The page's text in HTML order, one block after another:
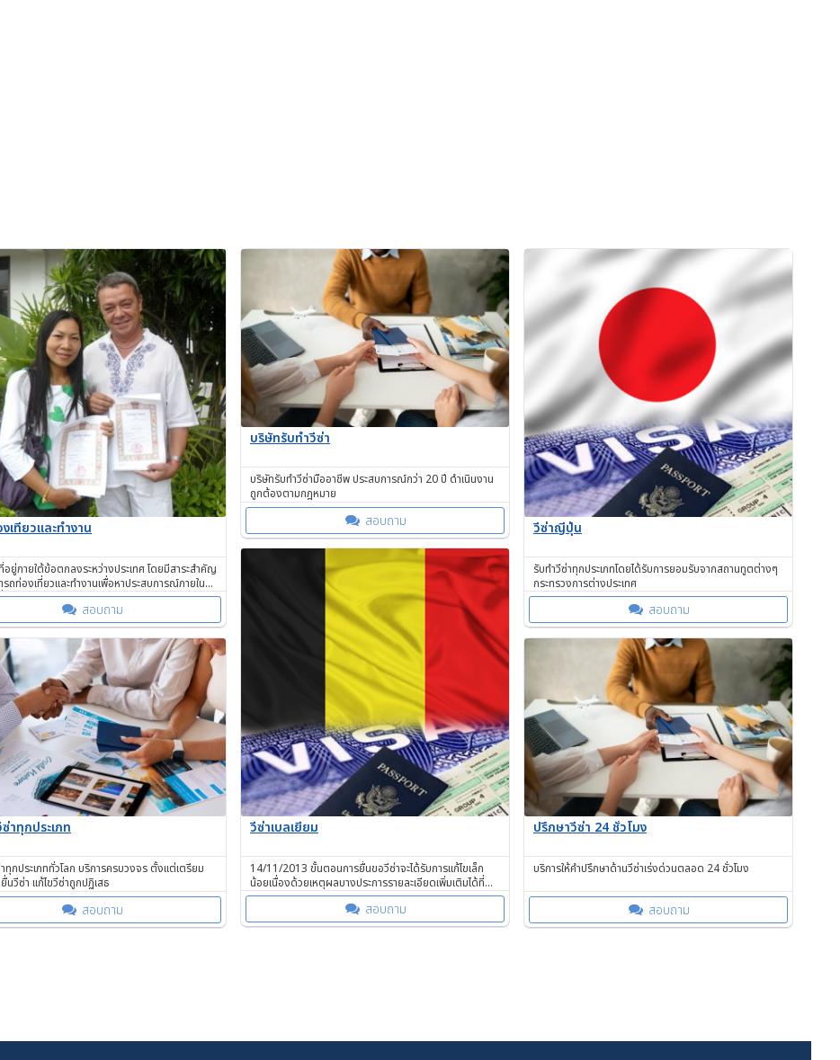
เที่ยวและทำงาน
อยู่ภายใต้ข้อตกลงระหว่างประเทศ โดยมีสาระสำคัญ
ถท่องเที่ยวและทำงานเพื่อหาประสบการณ์ภายใน
กำหนดได้
สอบถาม
บริษัทรับทำวีซ่า
บริษัทรับทำวีซ่ามืออาชีพ ประสบการณ์กว่า 20 ปี ดำเนินงาน
ถูกต้องตามกฎหมาย
สอบถาม วีซ่าญี่ปุ่น
รับทำวีซ่าทุกประเภทโดยได้รับการยอมรับจากสถานทูตต่างๆ
กระทรวงการต่างประเทศ
สอบถาม
วีซ่าเบลเยี่ยม
14/11/2013 ขั้นตอนการยื่นขอวีซ่าจะได้รับการแก้ไขเล็ก
น้อยเนื่องด้วยเหตุผลบางประการรายละเอียดเพิ่มเติมได้ที่
เว็บไซต์
สอบถาม
าทุกประเภท
ทุกประเภททั่วโลก บริการครบวงจร ตั้งแต่เตรียม
นวีซ่า แก้ไขวีซ่าถูกปฏิเสธ
สอบถาม
ปรึกษาวีซ่า 24 ชั่วโมง
บริการให้คำปรึกษาด้านวีซ่าเร่งด่วนตลอด 24 ชั่วโมง
สอบถาม